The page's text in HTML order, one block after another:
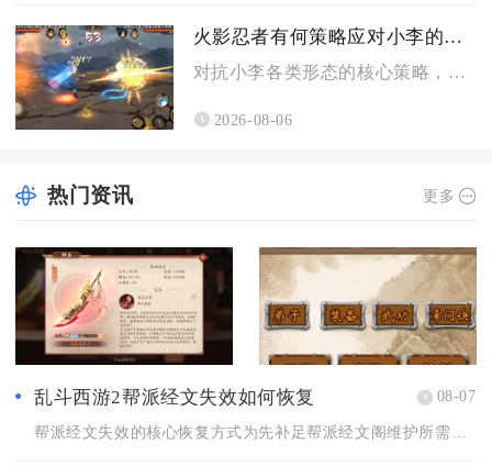
火影忍者有何策略应对小李的计谋
对抗小李各类形态的核心策略，是以Y轴错位走位规避直线突进，搭...
2026-08-06
热门资讯 更多
乱斗西游2帮派经文失效如何恢复 08-07